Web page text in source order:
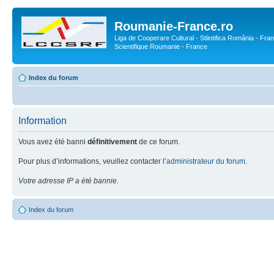
Roumanie-France.ro
Liga de Cooperare Cultural - Stiintifica România -
Scientifique Roumanie - France
Index du forum
Information
Vous avez été banni définitivement de ce forum.
Pour plus d’informations, veuillez contacter l’administrateur du forum
Votre adresse IP a été bannie.
Index du forum